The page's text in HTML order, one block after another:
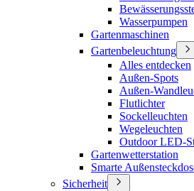
Wasserpumpen
Gartenmaschinen
Gartenbeleuchtung
Alles entdecken
Außen-Spots
Außen-
Flutlichter
Sockelleuchten
Wegeleuchten
Outdoor LED-
Gartenwetterstation
Smarte
Sicherheit